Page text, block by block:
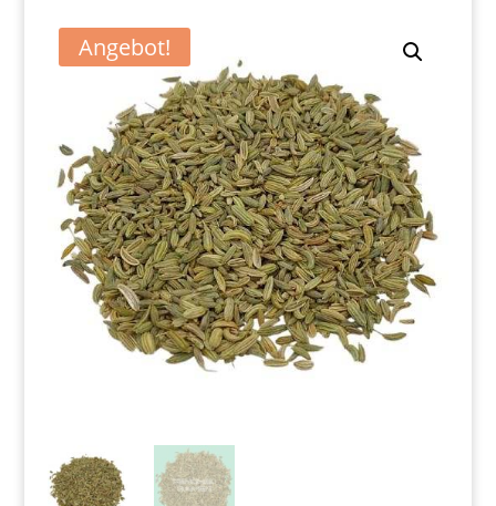
Angebot!